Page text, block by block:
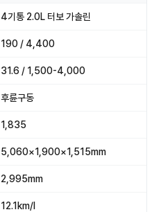
4기통 2.0L 터보 가솔린
190 / 4,400
31.6 / 1,500-4,000
후륜구동
1,835
5,060×1,900×1,515mm
2,995mm
12.1km/l